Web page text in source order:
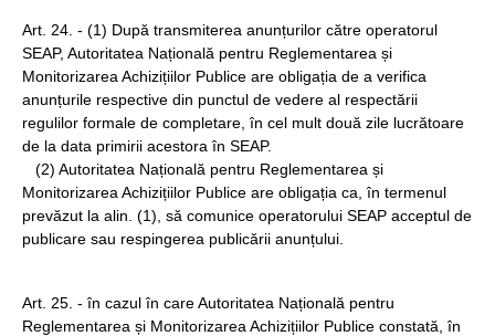
Art. 24. - (1) După transmiterea anunțurilor către operatorul
SEAP, Autoritatea Națională pentru Reglementarea și
Monitorizarea Achizițiilor Publice are obligația de a verifica
anunțurile respective din punctul de vedere al respectării
regulilor formale de completare, în cel mult două zile lucrătoare
de la data primirii acestora în SEAP.
(2) Autoritatea Națională pentru Reglementarea și
Monitorizarea Achizițiilor Publice are obligația ca, în termenul
prevăzut la alin. (1), să comunice operatorului SEAP acceptul de
publicare sau respingerea publicării anunțului.
Art. 25. - în cazul în care Autoritatea Națională pentru
Reglementarea și Monitorizarea Achizițiilor Publice constată, în